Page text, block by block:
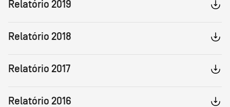
Relatório 2019
Relatório 2018
Relatório 2017
Relatório 2016